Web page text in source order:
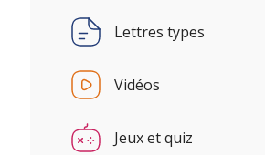
Lettres types
Vidéos
Jeux et quiz